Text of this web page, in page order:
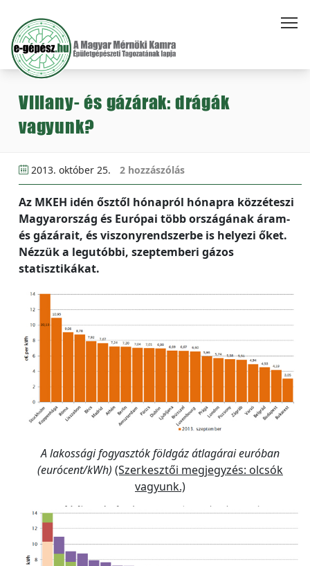
Villany- és gázárak: drágák
vagyunk?
2013. október 25. 2 hozzászólás
Az MKEH idén ősztől hónapról hónapra közzéteszi
Magyarország és Európai több országának áram-
és gázárait, és viszonyrendszerbe is helyezi őket.
Nézzük a legutóbbi, szeptemberi gázos
statisztikákat.
A lakossági fogyasztók földgáz átlagárai euróban
(eurócent/kWh) (Szerkesztői megjegyzés: olcsók
vagyunk.)